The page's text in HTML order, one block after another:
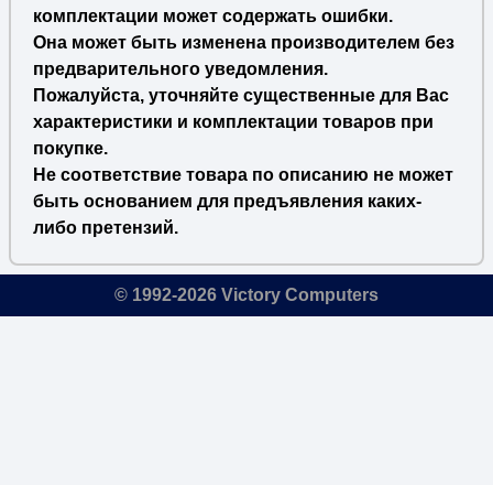
комплектации может содержать ошибки.
Она может быть изменена производителем без
предварительного уведомления.
Пожалуйста, уточняйте существенные для Вас
характеристики и комплектации товаров при
покупке.
Не соответствие товара по описанию не может
быть основанием для предъявления каких-
либо претензий.
© 1992-2026 Victory Computers